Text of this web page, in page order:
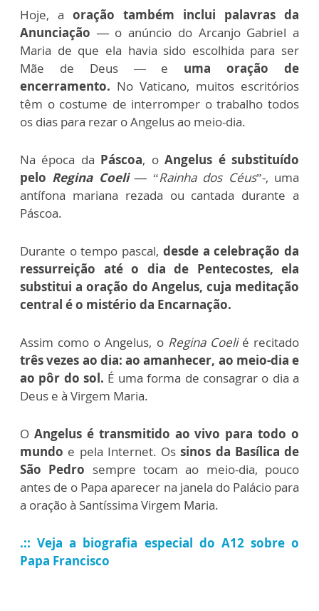
Hoje, a oração também inclui palavras da
Anunciação — o anúncio do Arcanjo Gabriel a
Maria de que ela havia sido escolhida para ser
Mãe de Deus — e uma oração de
encerramento. No Vaticano, muitos escritórios
têm o costume de interromper o trabalho todos
os dias para rezar o Angelus ao meio-dia.
Na época da Páscoa, oAngelus é substituído
pelo Regina Coeli — “Rainha dos Céus”-, uma
antífona mariana rezada ou cantada durante a
Páscoa.
Durante o tempo pascal, desde a celebração da
ressurreição até o dia de Pentecostes, ela
substitui a oração do Angelus, cuja meditação
central é o mistério da Encarnação.
Assim como o Angelus, o Regina Coelié recitado
três vezes ao dia: ao amanhecer, ao meio-dia e
ao pôr do sol. É uma forma de consagrar o dia a
Deus e à Virgem Maria.
O Angelus é transmitido ao vivo para todo o
mundo e pela Internet. Ossinos da Basílica de
São Pedro sempre tocam ao meio-dia, pouco
antes de o Papa aparecer na janela do Palácio para
a oração à Santíssima Virgem Maria.
.:: Veja a biografia especial do A12 sobre o
Papa Francisco